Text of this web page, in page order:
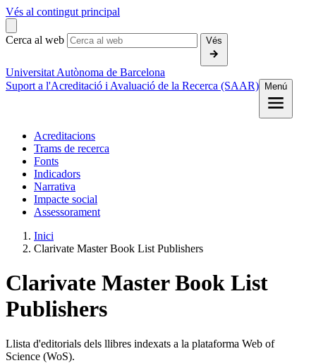
Vés al contingut principal
Cerca al web Vés
Universitat Autònoma de Barcelona
Suport a l'Acreditació i Avaluació de la Recerca (SAAR)
Menú
Acreditacions
Trams de recerca
Fonts
Indicadors
Narrativa
Impacte social
Assessorament
Inici
Clarivate Master Book List Publishers
Clarivate Master Book List
Publishers
Llista d'editorials dels llibres indexats a la plataforma Web of
Science (WoS).